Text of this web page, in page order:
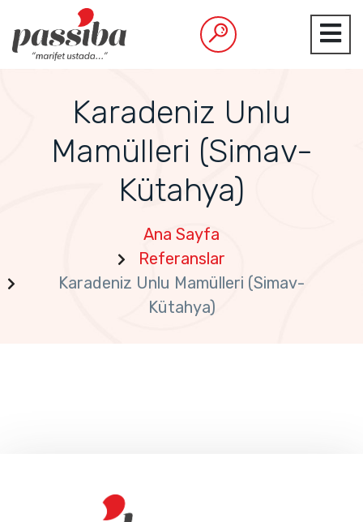
Karadeniz Unlu
Mamülleri (Simav-
Kütahya)
Ana Sayfa
Referanslar
Karadeniz Unlu Mamülleri (Simav-
Kütahya)